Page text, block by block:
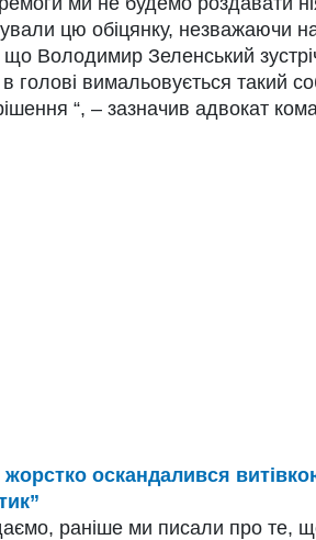
цю обіцянку, незважаючи
Володимир Зеленський
голові вимальовується такий
“, – зазначив адвокат
жорстко оскандалився
раніше ми писали про те,